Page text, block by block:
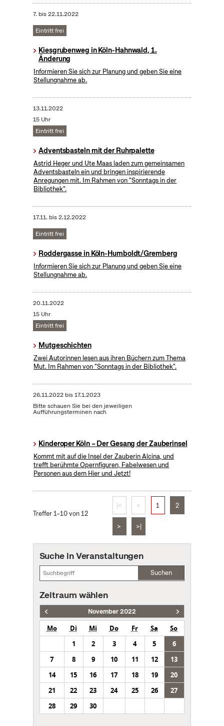
7. bis22.11.2022
Eintritt frei
Kiesgrubenweg in Köln-Hahnwald, 1.
Änderung
Informieren Sie sich zur Planung und geben Sie eine
Stellungnahme ab.
13.11.2022
15 Uhr
Eintritt frei
Adventsbasteln mit der Ruhrpalette
Astrid Heger und Ute Maas laden zum gemeinsamen
Adventsbasteln ein und bringen inspirierende
Anregungen mit. Im Rahmen von "Sonntags in der
Bibliothek".
17.11. bis2.12.2022
Eintritt frei
Roddergasse in Köln-Humboldt/Gremberg
Informieren Sie sich zur Planung und geben Sie eine
Stellungnahme ab.
20.11.2022
15 Uhr
Eintritt frei
Mutgeschichten
Zwei Autorinnen lesen aus ihren Büchern zum Thema
Mut. Im Rahmen von "Sonntags in der Bibliothek".
26.11.2022bis17.1.2023
Bitte schauen Sie bei den jeweiligen
Aufführungsterminen nach
Kinderoper Köln – Der Gesang der Zauberinsel
Kommt mit auf die Insel der Zauberin Alcina, und
trefft berühmte Opernfiguren, Fabelwesen und
Personen aus dem Hier und Jetzt!
Treffer 1–10 von 12
|< < 1 2
> >|
Suche in Veranstaltungen
Suchen
Zeitraum wählen
November 2022
Mo Di Mi Do Fr Sa
So
1
2 3 4 5
6
7
8 9 10 11 12
13
14
15 16 17 18 19
20
21
22 23 24 25 26
27
28
29 30